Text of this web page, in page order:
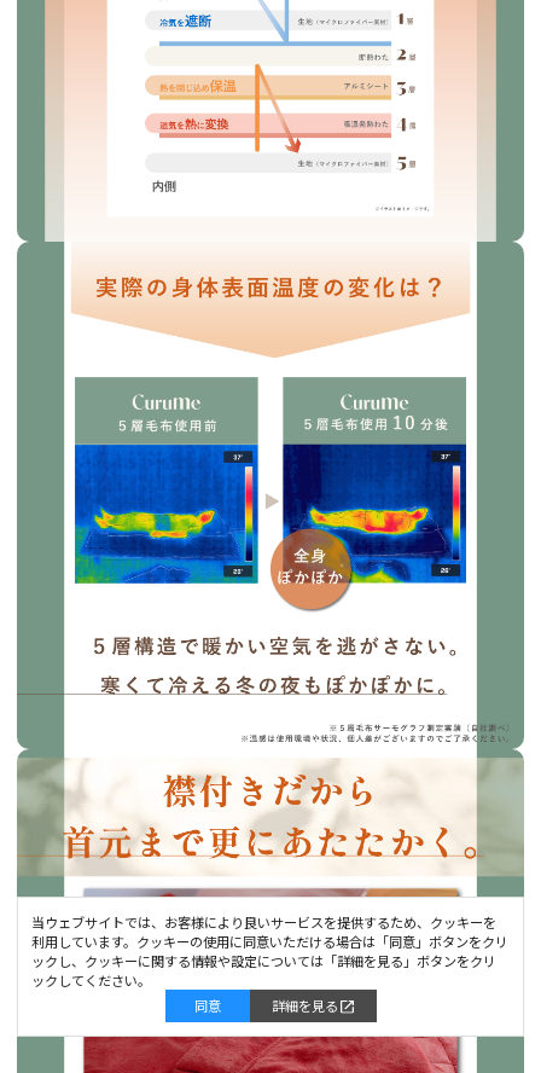
当ウェブサイトでは、お客様により良いサービスを提供するため、クッキーを
利用しています。クッキーの使用に同意いただける場合は「同意」ボタンをクリ
ックし、クッキーに関する情報や設定については「詳細を見る」ボタンをクリ
ックしてください。
同意
詳細を見る